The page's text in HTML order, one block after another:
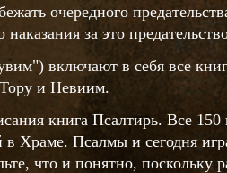
очередного
за это
включают в себя все
и Невиим.
книга Псалтирь. Все
в Храме. Псалмы и сегодня
что и понятно, поскольку